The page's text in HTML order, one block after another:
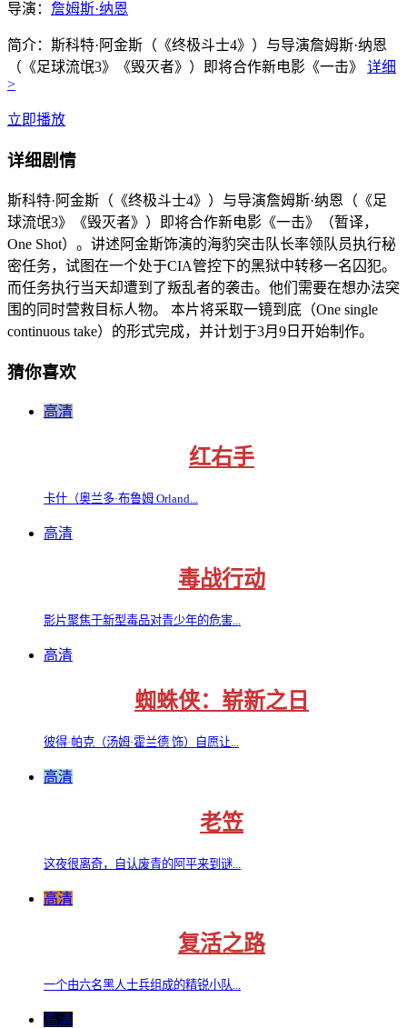
导演： 詹姆斯·纳恩
简介： 斯科特·阿金斯（《终极斗士4》）与导演詹姆斯·纳恩
（《足球流氓3》《毁灭者》）即将合作新电影《一击》 详细
>
立即播放
详细剧情
斯科特·阿金斯（《终极斗士4》）与导演詹姆斯·纳恩（《足
球流氓3》《毁灭者》）即将合作新电影《一击》（暂译，
One Shot）。讲述阿金斯饰演的海豹突击队长率领队员执行秘
密任务，试图在一个处于CIA管控下的黑狱中转移一名囚犯。
而任务执行当天却遭到了叛乱者的袭击。他们需要在想办法突
围的同时营救目标人物。 本片将采取一镜到底（One single
continuous take）的形式完成，并计划于3月9日开始制作。
猜你喜欢
高清
红右手
卡什（奥兰多·布鲁姆 Orland...
高清
毒战行动
影片聚焦于新型毒品对青少年的危害...
高清
蜘蛛侠：崭新之日
彼得·帕克（汤姆·霍兰德 饰）自愿让...
高清
老笠
这夜很离奇，自认废青的阿平来到谜...
高清
复活之路
一个由六名黑人士兵组成的精锐小队...
高清